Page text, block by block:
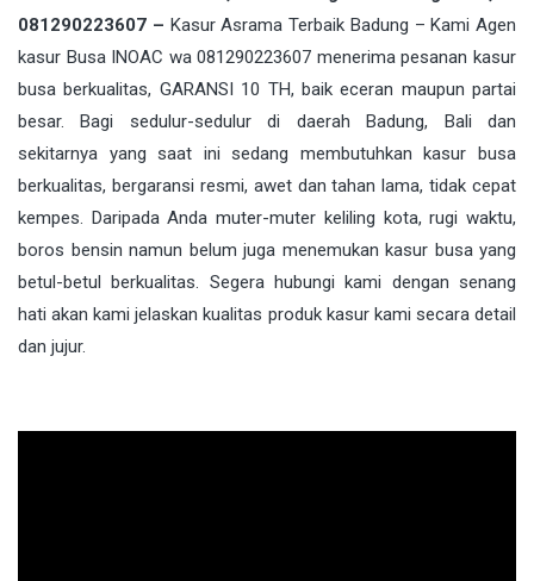
081290223607 – Kasur Asrama Terbaik Badung – Kami Agen
kasur Busa INOAC wa 081290223607 menerima pesanan kasur
busa berkualitas, GARANSI 10 TH, baik eceran maupun partai
besar. Bagi sedulur-sedulur di daerahBadung, Bali dan
sekitarnya yang saat ini sedang membutuhkan kasur busa
berkualitas, bergaransi resmi, awet dan tahan lama, tidak cepat
kempes. Daripada Anda muter-muter keliling kota, rugi waktu,
boros bensin namun belum juga menemukan kasur busa yang
betul-betul berkualitas. Segera hubungi kami dengan senang
hati akan kami jelaskan kualitas produk kasur kami secara detail
dan jujur.